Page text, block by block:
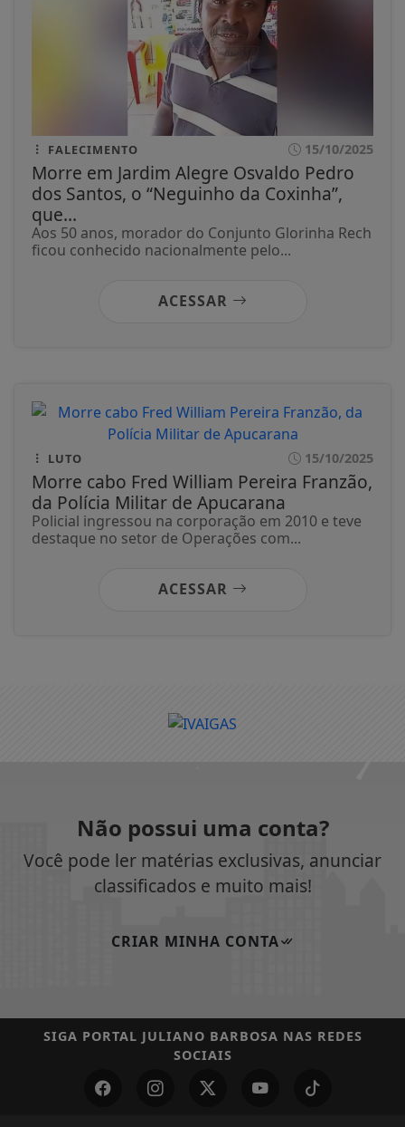
FALECIMENTO 15/10/2025
Morre em Jardim Alegre Osvaldo Pedro
dos Santos, o “Neguinho da Coxinha”,
que...
Aos 50 anos, morador do Conjunto Glorinha Rech
ficou conhecido nacionalmente pelo...
ACESSAR
LUTO 15/10/2025
Morre cabo Fred William Pereira Franzão,
da Polícia Militar de Apucarana
Policial ingressou na corporação em 2010 e teve
destaque no setor de Operações com...
ACESSAR
Não possui uma conta?
Você pode ler matérias exclusivas, anunciar
classificados e muito mais!
CRIAR MINHA CONTA
SIGA PORTAL JULIANO BARBOSA NAS REDES
SOCIAIS